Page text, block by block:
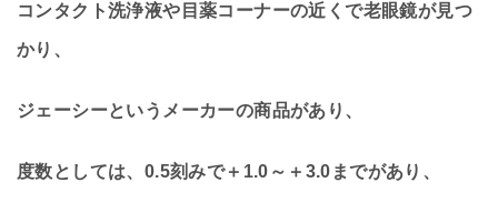
コンタクト洗浄液や目薬コーナーの近くで老眼鏡が見つ
かり、
ジェーシーというメーカーの商品があり、
度数としては、0.5刻みで＋1.0～＋3.0までがあり、